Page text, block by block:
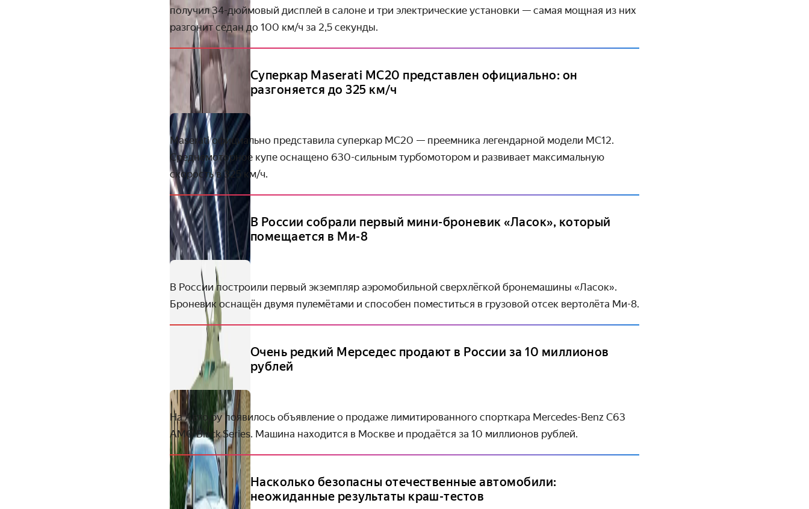
получил 34-дюймовый дисплей в салоне и три электрические установки — самая мощная из них
разгонит седан до 100 км/ч за 2,5 секунды.
Суперкар Maserati MC20 представлен официально: он
разгоняется до 325 км/ч
Maserati официально представила суперкар MC20 — преемника легендарной модели MC12.
Среднемоторное купе оснащено 630-сильным турбомотором и развивает максимальную
скорость в 325 км/ч.
В России собрали первый мини-броневик «Ласок», который
помещается в Ми-8
В России построили первый экземпляр аэромобильной сверхлёгкой бронемашины «Ласок».
Броневик оснащён двумя пулемётами и способен поместиться в грузовой отсек вертолёта Ми-8.
Очень редкий Мерседес продают в России за 10 миллионов
рублей
На Авто.ру появилось объявление о продаже лимитированного спорткара Mercedes-Benz C63
AMG Black Series. Машина находится в Москве и продаётся за 10 миллионов рублей.
Насколько безопасны отечественные автомобили:
неожиданные результаты краш-тестов